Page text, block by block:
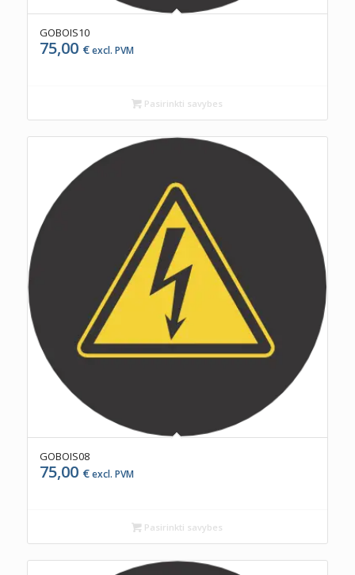
GOBOIS10
75,00 €excl. PVM
Pasirinkti savybes
GOBOIS08
75,00 €excl. PVM
Pasirinkti savybes